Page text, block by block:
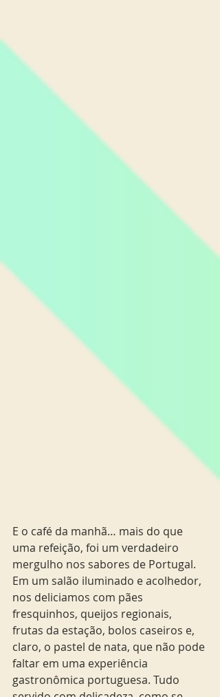
E o café da manhã… mais do que
uma refeição, foi um verdadeiro
mergulho nos sabores de Portugal.
Em um salão iluminado e acolhedor,
nos deliciamos com pães
fresquinhos, queijos regionais,
frutas da estação, bolos caseiros e,
claro, o pastel de nata, que não pode
faltar em uma experiência
gastronômica portuguesa. Tudo